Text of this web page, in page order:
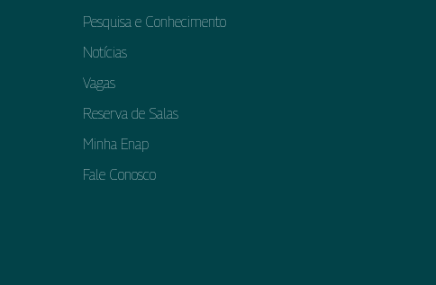
Pesquisa e Conhecimento
Notícias
Vagas
Reserva de Salas
Minha Enap
Fale Conosco